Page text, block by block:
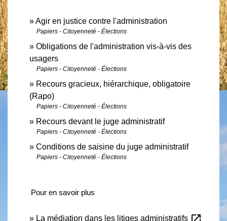
Agir en justice contre l'administration
Papiers - Citoyenneté - Élections
Obligations de l'administration vis-à-vis des
usagers
Papiers - Citoyenneté - Élections
Recours gracieux, hiérarchique, obligatoire
(Rapo)
Papiers - Citoyenneté - Élections
Recours devant le juge administratif
Papiers - Citoyenneté - Élections
Conditions de saisine du juge administratif
Papiers - Citoyenneté - Élections
Pour en savoir plus
La médiation dans les litiges administratifs